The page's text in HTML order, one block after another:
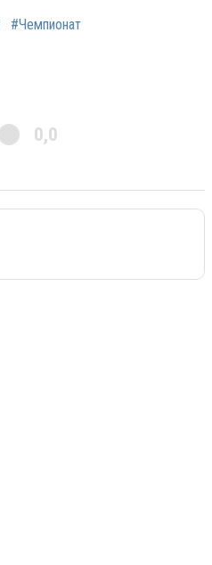
#Чемпионат
0,0